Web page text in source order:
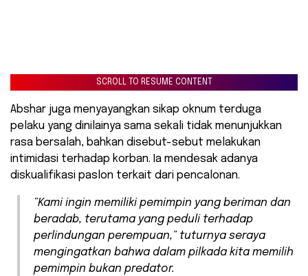
SCROLL TO RESUME CONTENT
Abshar juga menyayangkan sikap oknum terduga
pelaku yang dinilainya sama sekali tidak menunjukkan
rasa bersalah, bahkan disebut-sebut melakukan
intimidasi terhadap korban. Ia mendesak adanya
diskualifikasi paslon terkait dari pencalonan.
“Kami ingin memiliki pemimpin yang beriman dan
beradab, terutama yang peduli terhadap
perlindungan perempuan,” tuturnya seraya
mengingatkan bahwa dalam pilkada kita memilih
pemimpin bukan predator.